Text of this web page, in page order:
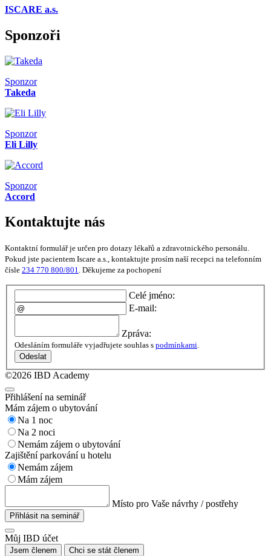
ISCARE a.s.
Sponzoři
Sponzor
Takeda
Sponzor
Eli Lilly
Sponzor
Accord
Kontaktujte nás
Kontaktní formulář je určen pro dotazy lékařů a zdravotnického personálu.
Pokud jste pacientem Iscare a.s., kontaktujte prosím naší recepci na telefonním
čísle 234 770 800/801. Děkujeme za pochopení
Celé jméno:
E-mail:
Zpráva:
Odesláním formuláře vyjadřujete souhlas s podmínkami
Odeslat
©2026 IBD Academy
Přihlášení na seminář
Mám zájem o ubytování
Na 1 noc
Na 2 noci
Nemám zájem o ubytování
Zajištění parkování u hotelu
Nemám zájem
Mám zájem
Místo pro Vaše návrhy / postřehy
Přihlásit na seminář
Můj IBD účet
Jsem členem Chci se stát členem